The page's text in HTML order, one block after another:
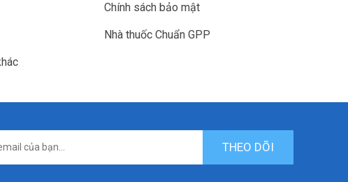
Chính sách bảo mật
Nhà thuốc Chuẩn GPP
THEO DÕI